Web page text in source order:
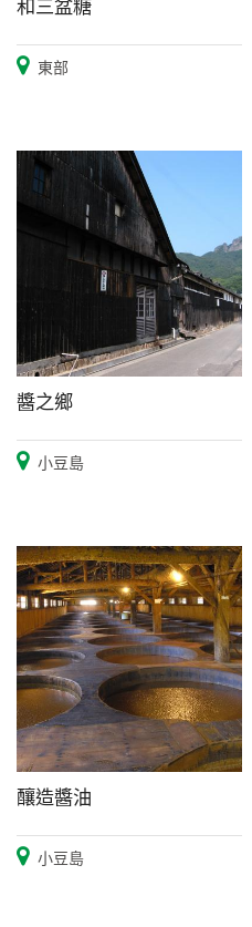
和三盆糖
東部
醬之鄉
小豆島
釀造醬油
小豆島